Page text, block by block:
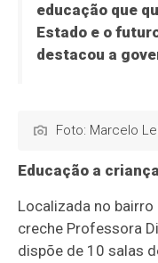
educação que
Estado e o
destacou a
Foto: Marcelo
Educação a
Localizada no bairro
creche Professora
dispõe de 10 salas